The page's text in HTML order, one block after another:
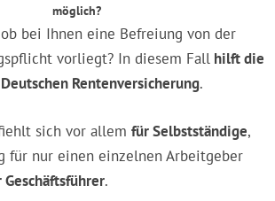
möglich?
bei Ihnen eine Befreiung von der
vorliegt? In diesem Fall hilft die
Rentenversicherung.
sich vor allem für Selbstständige,
für nur einen einzelnen Arbeitgeber
.